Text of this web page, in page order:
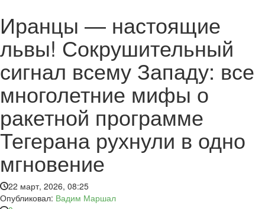
Иранцы — настоящие
львы! Сокрушительный
сигнал всему Западу: все
многолетние мифы о
ракетной программе
Тегерана рухнули в одно
мгновение
22 март, 2026, 08:25
Опубликовал: Вадим Маршал